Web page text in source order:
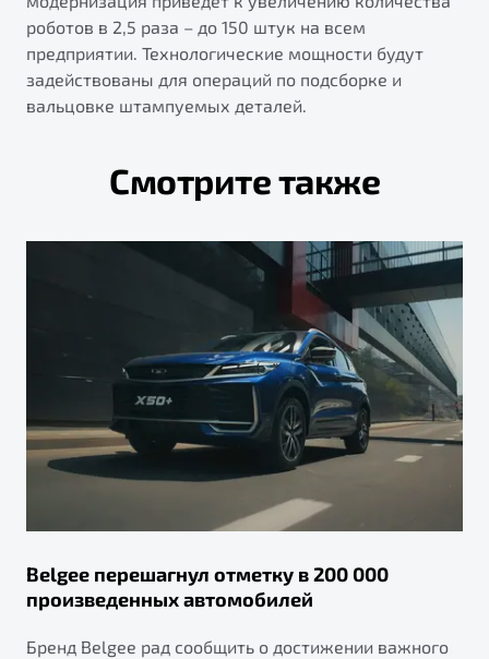
роботов в 2,5 раза – до 150 штук на всем
предприятии. Технологические мощности будут
задействованы для операций по подсборке и
вальцовке штампуемых деталей.
Смотрите также
Belgee перешагнул отметку в 200 000
произведенных автомобилей
Бренд Belgee рад сообщить о достижении важного